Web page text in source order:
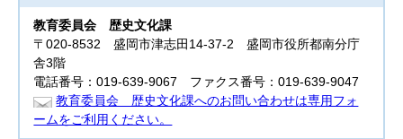
教育委員会 歴史文化課
〒020-8532 盛岡市津志田14-37-2 盛岡市役所都南分庁
舎3階
電話番号：019-639-9067 ファクス番号：019-639-9047
教育委員会 歴史文化課へのお問い合わせは専用フォ
ームをご利用ください。